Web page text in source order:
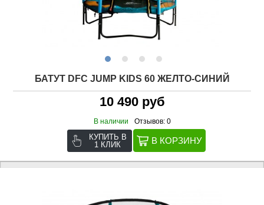
БАТУТ DFC JUMP KIDS 60 ЖЕЛТО-СИНИЙ
10 490 руб
В наличии Отзывов: 0
КУПИТЬ В
1 КЛИК